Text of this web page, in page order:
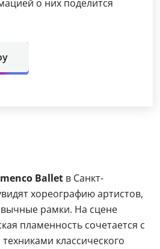
о них поделится
Ballet в Санкт-
хореографию артистов,
рамки. На сцене
пламенность сочетается с
классического